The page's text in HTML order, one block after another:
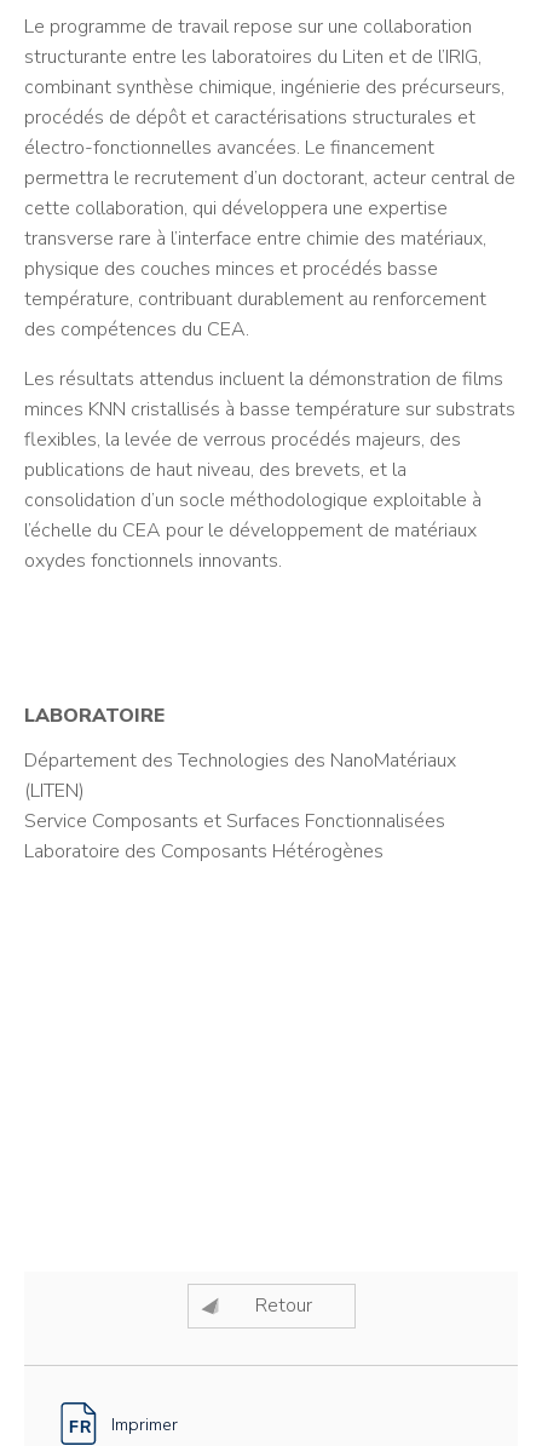
Le programme de travail repose sur une collaboration
structurante entre les laboratoires du Liten et de l’IRIG,
combinant synthèse chimique, ingénierie des précurseurs,
procédés de dépôt et caractérisations structurales et
électro-fonctionnelles avancées. Le financement
permettra le recrutement d’un doctorant, acteur central de
cette collaboration, qui développera une expertise
transverse rare à l’interface entre chimie des matériaux,
physique des couches minces et procédés basse
température, contribuant durablement au renforcement
des compétences du CEA.
Les résultats attendus incluent la démonstration de films
minces KNN cristallisés à basse température sur substrats
flexibles, la levée de verrous procédés majeurs, des
publications de haut niveau, des brevets, et la
consolidation d’un socle méthodologique exploitable à
l’échelle du CEA pour le développement de matériaux
oxydes fonctionnels innovants.
LABORATOIRE
Département des Technologies des NanoMatériaux
(LITEN)
Service Composants et Surfaces Fonctionnalisées
Laboratoire des Composants Hétérogènes
Retour
Imprimer